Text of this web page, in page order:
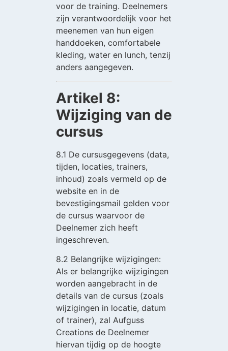
voor de training. Deelnemers
zijn verantwoordelijk voor het
meenemen van hun eigen
handdoeken, comfortabele
kleding, water en lunch, tenzij
anders aangegeven.
Artikel 8:
Wijziging van de
cursus
8.1 De cursusgegevens (data,
tijden, locaties, trainers,
inhoud) zoals vermeld op de
website en in de
bevestigingsmail gelden voor
de cursus waarvoor de
Deelnemer zich heeft
ingeschreven.
8.2 Belangrijke wijzigingen:
Als er belangrijke wijzigingen
worden aangebracht in de
details van de cursus (zoals
wijzigingen in locatie, datum
of trainer), zal Aufguss
Creations de Deelnemer
hiervan tijdig op de hoogte